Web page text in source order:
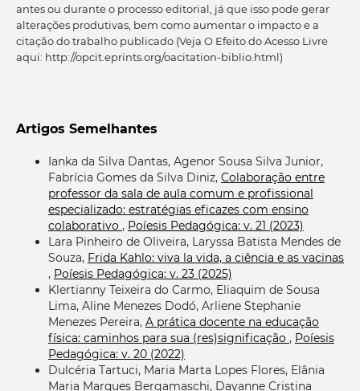
antes ou durante o processo editorial, já que isso pode gerar
alterações produtivas, bem como aumentar o impacto e a
citação do trabalho publicado (Veja O Efeito do Acesso Livre
aqui: http://opcit.eprints.org/oacitation-biblio.html)
Artigos Semelhantes
Ianka da Silva Dantas, Agenor Sousa Silva Junior,
Fabrícia Gomes da Silva Diniz, Colaboração entre
professor da sala de aula comum e profissional
especializado: estratégias eficazes com ensino
colaborativo , Poíesis Pedagógica: v. 21 (2023)
Lara Pinheiro de Oliveira, Laryssa Batista Mendes de
Souza, Frida Kahlo: viva la vida, a ciência e as vacinas
, Poíesis Pedagógica: v. 23 (2025)
Klertianny Teixeira do Carmo, Eliaquim de Sousa
Lima, Aline Menezes Dodó, Arliene Stephanie
Menezes Pereira, A prática docente na educação
física: caminhos para sua (res)significação , Poíesis
Pedagógica: v. 20 (2022)
Dulcéria Tartuci, Maria Marta Lopes Flores, Elânia
Maria Marques Bergamaschi, Dayanne Cristina